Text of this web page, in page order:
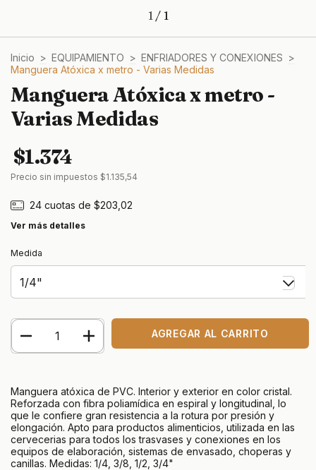
1 / 1
Inicio > EQUIPAMIENTO > ENFRIADORES Y CONEXIONES >
Manguera Atóxica x metro - Varias Medidas
Manguera Atóxica x metro -
Varias Medidas
$1.374
Precio sin impuestos $1.135,54
24 cuotas de $203,02
Ver más detalles
Medida
Manguera atóxica de PVC. Interior y exterior en color cristal.
Reforzada con fibra poliamídica en espiral y longitudinal, lo
que le confiere gran resistencia a la rotura por presión y
elongación. Apto para productos alimenticios, utilizada en las
cervecerias para todos los trasvases y conexiones en los
equipos de elaboración, sistemas de envasado, choperas y
canillas. Medidas: 1/4, 3/8, 1/2, 3/4"